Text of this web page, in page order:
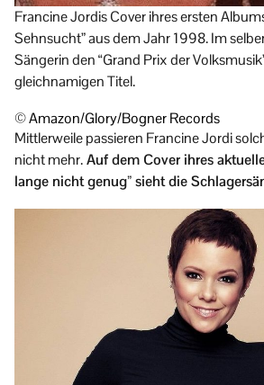
Francine Jordis Cover ihres ersten
Sehnsucht” aus dem Jahr 1998. Im
Sängerin den “Grand Prix der
gleichnamigen Titel.
© Amazon/Glory/Bogner Records
Mittlerweile passieren Francine Jordi
nicht mehr.Auf dem Cover ihres
lange nicht genug” sieht die